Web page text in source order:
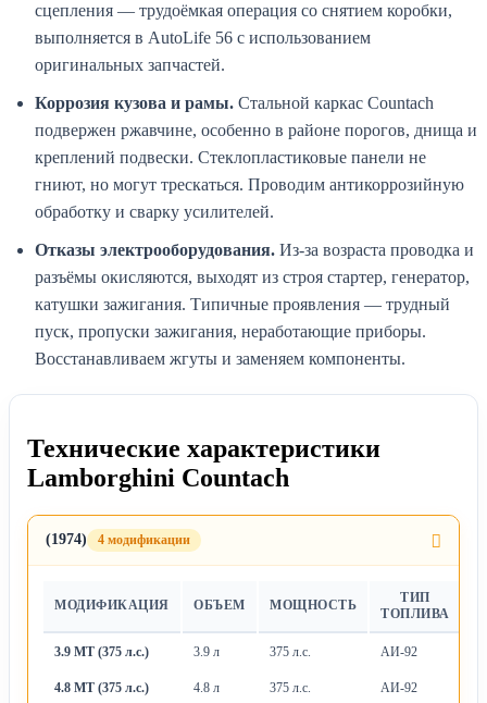
сцепления — трудоёмкая операция со снятием коробки,
выполняется в AutoLife 56 с использованием
оригинальных запчастей.
Коррозия кузова и рамы. Стальной каркас Countach
подвержен ржавчине, особенно в районе порогов, днища и
креплений подвески. Стеклопластиковые панели не
гниют, но могут трескаться. Проводим антикоррозийную
обработку и сварку усилителей.
Отказы электрооборудования. Из-за возраста проводка и
разъёмы окисляются, выходят из строя стартер, генератор,
катушки зажигания. Типичные проявления — трудный
пуск, пропуски зажигания, неработающие приборы.
Восстанавливаем жгуты и заменяем компоненты.
Технические характеристики
Lamborghini Countach
(1974) 4 модификации
МОДИФИКАЦИЯ ОБЪЕМ МОЩНОСТЬ
ТИП
ТОПЛИВА
3.9 MT (375 л.с.) 3.9 л 375 л.с. АИ-92
4.8 MT (375 л.с.) 4.8 л 375 л.с. АИ-92